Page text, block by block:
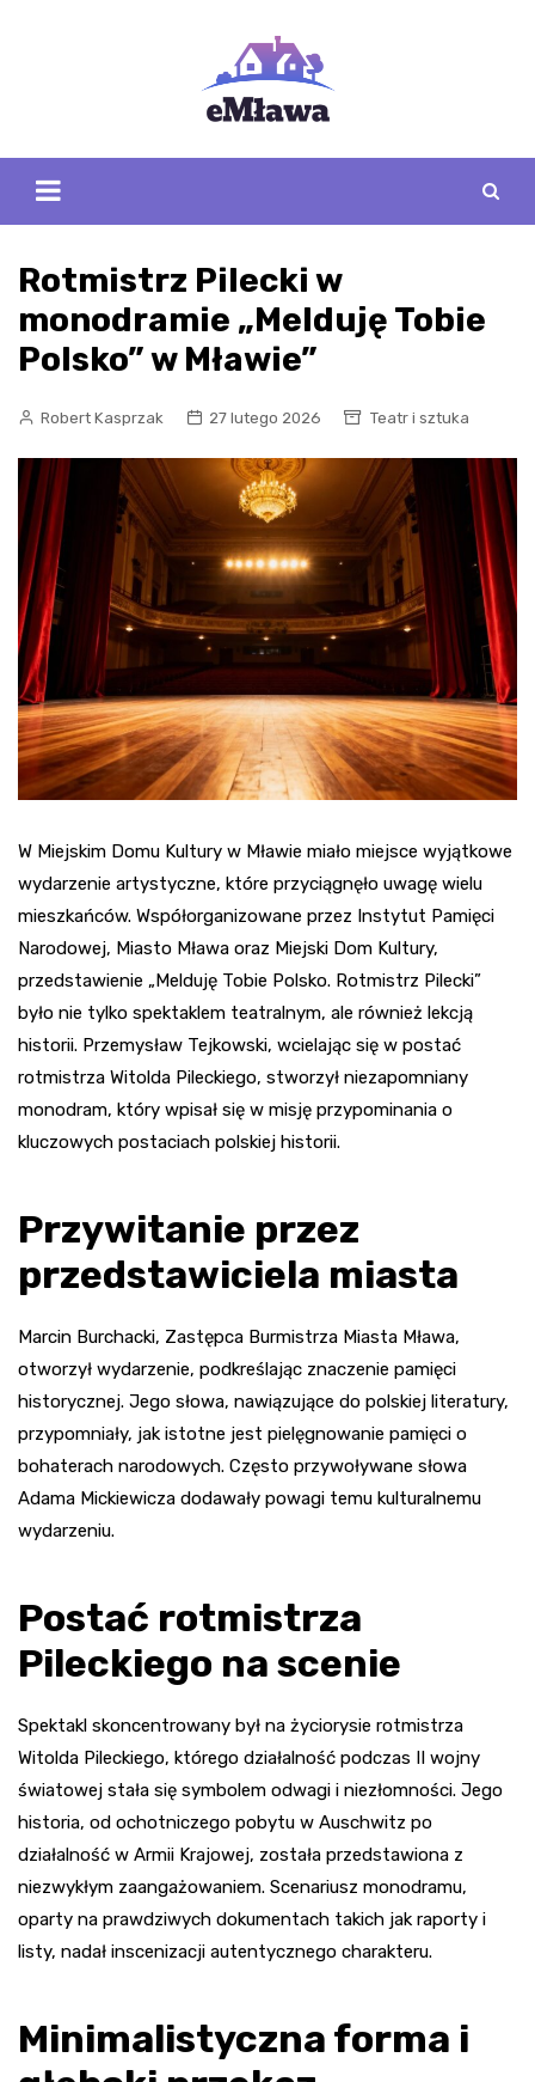
Rotmistrz Pilecki w
monodramie „Melduję Tobie
Polsko” w Mławie”
Robert Kasprzak 27 lutego 2026 Teatr i sztuka
W Miejskim Domu Kultury w Mławie miało miejsce wyjątkowe
wydarzenie artystyczne, które przyciągnęło uwagę wielu
mieszkańców. Współorganizowane przez Instytut Pamięci
Narodowej, Miasto Mława oraz Miejski Dom Kultury,
przedstawienie „Melduję Tobie Polsko. Rotmistrz Pilecki”
było nie tylko spektaklem teatralnym, ale również lekcją
historii. Przemysław Tejkowski, wcielając się w postać
rotmistrza Witolda Pileckiego, stworzył niezapomniany
monodram, który wpisał się w misję przypominania o
kluczowych postaciach polskiej historii.
Przywitanie przez
przedstawiciela miasta
Marcin Burchacki, Zastępca Burmistrza Miasta Mława,
otworzył wydarzenie, podkreślając znaczenie pamięci
historycznej. Jego słowa, nawiązujące do polskiej literatury,
przypomniały, jak istotne jest pielęgnowanie pamięci o
bohaterach narodowych. Często przywoływane słowa
Adama Mickiewicza dodawały powagi temu kulturalnemu
wydarzeniu.
Postać rotmistrza
Pileckiego na scenie
Spektakl skoncentrowany był na życiorysie rotmistrza
Witolda Pileckiego, którego działalność podczas II wojny
światowej stała się symbolem odwagi i niezłomności. Jego
historia, od ochotniczego pobytu w Auschwitz po
działalność w Armii Krajowej, została przedstawiona z
niezwykłym zaangażowaniem. Scenariusz monodramu,
oparty na prawdziwych dokumentach takich jak raporty i
listy, nadał inscenizacji autentycznego charakteru.
Minimalistyczna forma i